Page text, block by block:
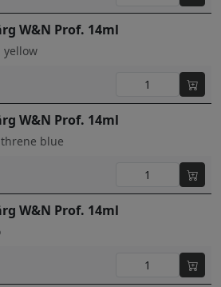
W&N Prof. 14ml
yellow
W&N Prof. 14ml
blue
W&N Prof. 14ml